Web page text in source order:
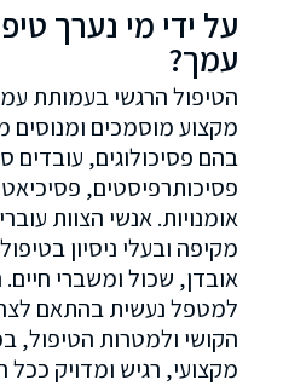
על ידי מי נערך
עמך?
הטיפול הרגשי בעמותת
מקצוע מוסמכים ומנוסים
בהם פסיכולוגים, עובדים
פסיכותרפיסטים,
אומנויות. אנשי הצוות
מקיפה ובעלי ניסיון
אובדן, שכול ומשברי
למטפל נעשית בהתאם
הקושי ולמטרות הטיפול,
מקצועי, רגיש ומדויק